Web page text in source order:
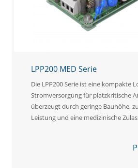
LPP200 MED Serie
Die LPP200 Serie ist eine kompakte
Stromversorgung für platzkritische
überzeugt durch geringe Bauhöhe,
Leistung und eine medizinische